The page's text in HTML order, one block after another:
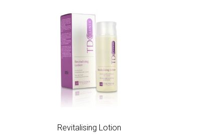
Revitalising Lotion